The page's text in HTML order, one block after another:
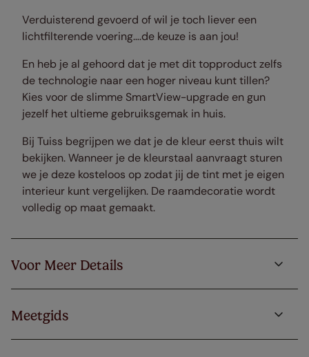
Verduisterend gevoerd of wil je toch liever een
lichtfilterende voering….de keuze is aan jou!
En heb je al gehoord dat je met dit topproduct zelfs
de technologie naar een hoger niveau kunt tillen?
Kies voor de slimme SmartView-upgrade en gun
jezelf het ultieme gebruiksgemak in huis.
Bij Tuiss begrijpen we dat je de kleur eerst thuis wilt
bekijken. Wanneer je de kleurstaal aanvraagt sturen
we je deze kosteloos op zodat jij de tint met je eigen
interieur kunt vergelijken. De raamdecoratie wordt
volledig op maat gemaakt.
Voor Meer Details
Meetgids